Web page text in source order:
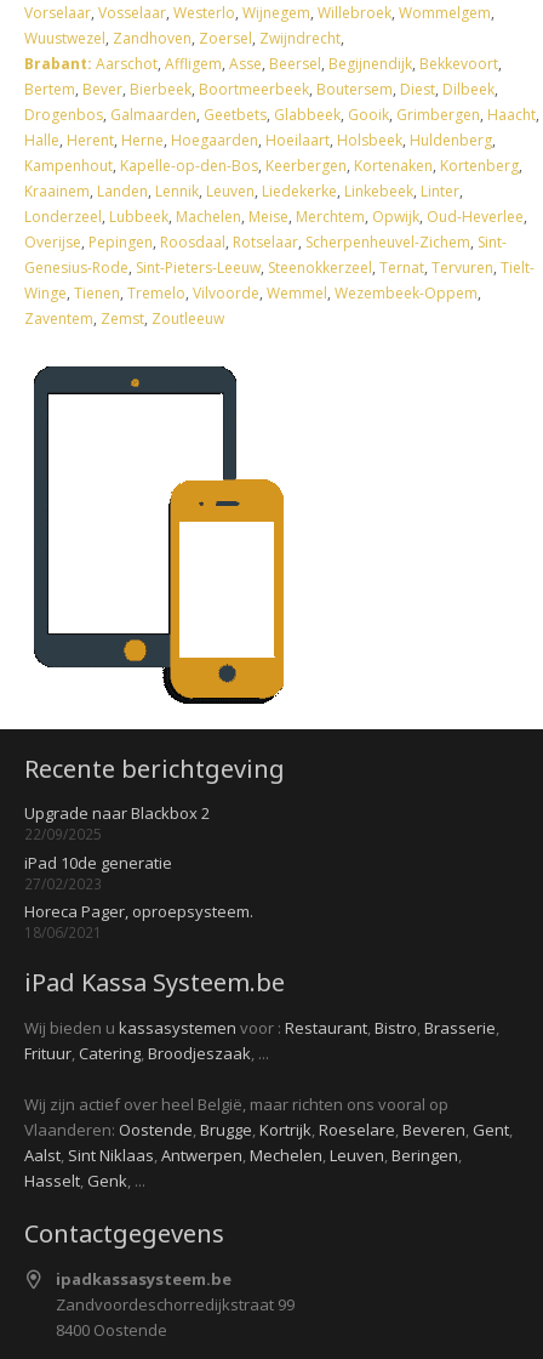
Vorselaar, Vosselaar, Westerlo, Wijnegem, Willebroek, Wommelgem,
Wuustwezel, Zandhoven, Zoersel, Zwijndrecht,
Brabant: Aarschot, Affligem, Asse, Beersel, Begijnendijk, Bekkevoort,
Bertem, Bever, Bierbeek, Boortmeerbeek, Boutersem, Diest, Dilbeek,
Drogenbos, Galmaarden, Geetbets, Glabbeek, Gooik, Grimbergen, Haacht,
Halle, Herent, Herne, Hoegaarden, Hoeilaart, Holsbeek, Huldenberg,
Kampenhout, Kapelle-op-den-Bos, Keerbergen, Kortenaken, Kortenberg,
Kraainem, Landen, Lennik, Leuven, Liedekerke, Linkebeek, Linter,
Londerzeel, Lubbeek, Machelen, Meise, Merchtem, Opwijk, Oud-Heverlee,
Overijse, Pepingen, Roosdaal, Rotselaar, Scherpenheuvel-Zichem, Sint-
Genesius-Rode, Sint-Pieters-Leeuw, Steenokkerzeel, Ternat, Tervuren, Tielt-
Winge, Tienen, Tremelo, Vilvoorde, Wemmel, Wezembeek-Oppem,
Zaventem, Zemst, Zoutleeuw
Recente berichtgeving
Upgrade naar Blackbox 2
22/09/2025
iPad 10de generatie
27/02/2023
Horeca Pager, oproepsysteem.
18/06/2021
iPad Kassa Systeem.be
Wij bieden u kassasystemen voor : Restaurant,Bistro,Brasserie,
Frituur, Catering,Broodjeszaak, ...
Wij zijn actief over heel België, maar richten ons vooral op
Vlaanderen: Oostende,Brugge,Kortrijk,Roeselare,Beveren, Gent,
Aalst, Sint Niklaas,Antwerpen,Mechelen,Leuven,Beringen,
Hasselt, Genk, ...
Contactgegevens
ipadkassasysteem.be
Zandvoordeschorredijkstraat 99
8400 Oostende